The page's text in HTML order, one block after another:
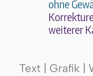
ohne
wei­te­rer
Text | Grafik |